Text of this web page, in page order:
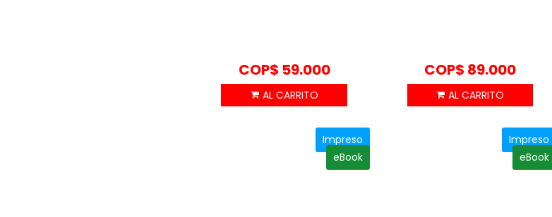
COP$ 59.000 COP$ 89.000
Impreso
eBook
Impreso
eBook